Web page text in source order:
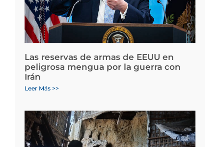
Las reservas de armas de EEUU en
peligrosa mengua por la guerra con
Irán
Leer Más >>